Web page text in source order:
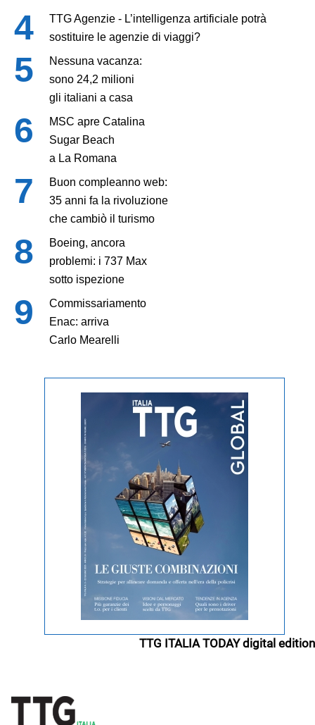
TTG Agenzie - L’intelligenza artificiale potrà
sostituire le agenzie di viaggi?
Nessuna vacanza:
sono 24,2 milioni
gli italiani a casa
MSC apre Catalina
Sugar Beach
a La Romana
Buon compleanno web:
35 anni fa la rivoluzione
che cambiò il turismo
Boeing, ancora
problemi: i 737 Max
sotto ispezione
Commissariamento
Enac: arriva
Carlo Mearelli
TTG ITALIA TODAY digital edition